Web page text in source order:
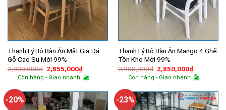
Thanh Lý Bộ Bàn Ăn Mặt Giả Đá
Gỗ Cao Su Mới 99%
3,800,000₫ Giá
gốc
là:
2,855,000₫Giá
hiện
tại
2,855,000₫.
Còn hàng - Giao nhanh
Thanh Lý Bộ Bàn Ăn Mango 4 Ghế
Tồn Kho Mới 99%
3,900,000₫ Giá
gốc
là:
2,850,000₫Giá
hiện
tại
Còn hàng - Giao nhanh
-20% -23%